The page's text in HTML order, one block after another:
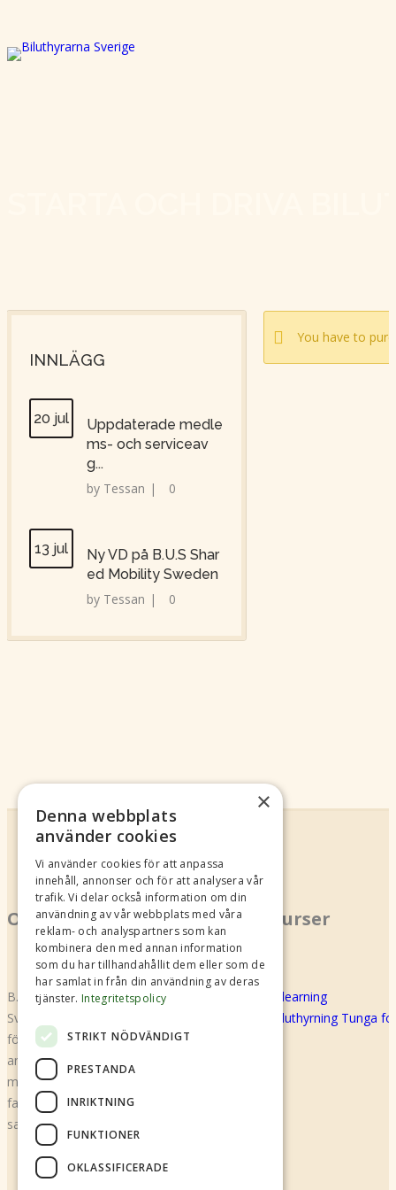
You have to
INNLÄGG
20 jul
Uppdaterade medle
ms- och serviceav
g...
by Tessan | 0
13 jul
Ny VD på B.U.S Shar
ed Mobility Sweden
by Tessan | 0
Om oss
B.U.S Shared Mobility (f.d Biluthyrarna
Sverige) är en branschorganisation för alla
företag som bedriver biluthyrning och
annan bildelning. Den gemensamma
målsättningen är säkerhet, kvalitet,
fackmässig service och kundvänlig policy
samt trygghet för kunden.
Kurser
E-learning
Biluthyrning Tunga
×
Denna webbplats
använder cookies
Vi använder cookies för att anpassa
innehåll, annonser och för att analysera vår
trafik. Vi delar också information om din
användning av vår webbplats med våra
reklam- och analyspartners som kan
kombinera den med annan information
som du har tillhandahållit dem eller som de
har samlat in från din användning av deras
tjänster. Integritetspolicy
STRIKT NÖDVÄNDIGT
PRESTANDA
INRIKTNING
FUNKTIONER
OKLASSIFICERADE